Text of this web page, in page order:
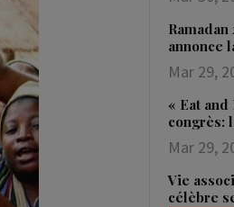
annonce
Mar 29,
« Eat
congrès:
Mar 29,
Vie
célèbre